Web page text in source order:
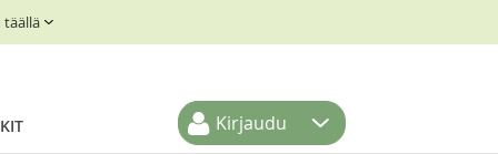
Kirjaudu